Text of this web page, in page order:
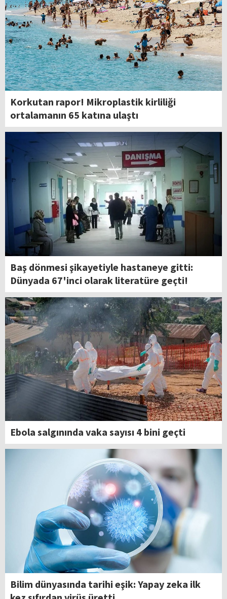
Korkutan rapor! Mikroplastik kirliliği
ortalamanın 65 katına ulaştı
Baş dönmesi şikayetiyle hastaneye gitti:
Dünyada 67'inci olarak literatüre geçti!
Ebola salgınında vaka sayısı 4 bini geçti
Bilim dünyasında tarihi eşik: Yapay zeka ilk